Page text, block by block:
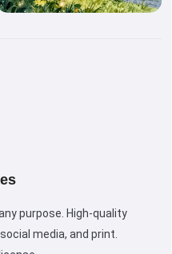
purpose. High-quality
media, and print.